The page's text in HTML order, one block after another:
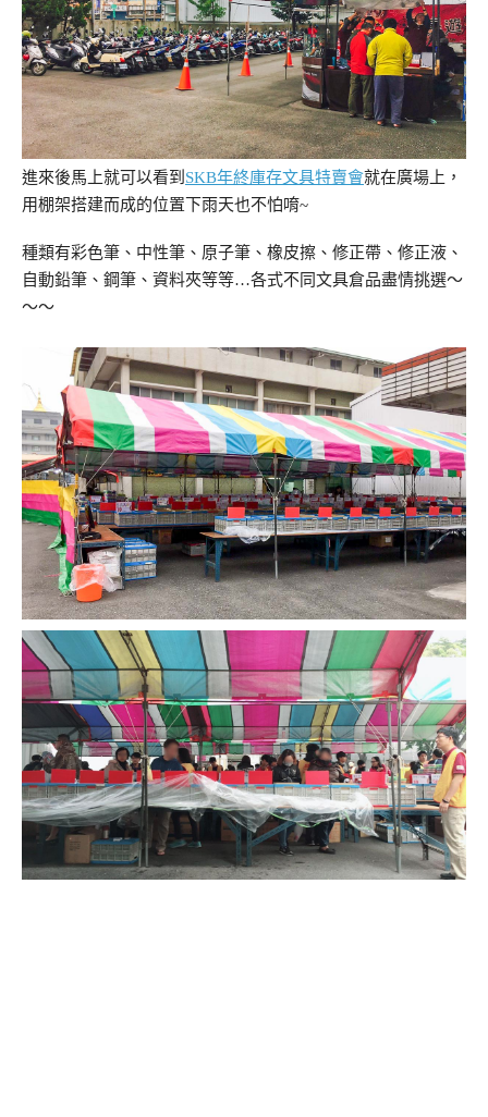
進來後馬上就可以看到 SKB年終庫存文具特賣會就在廣場上，
用棚架搭建而成的位置下雨天也不怕唷~
種類有彩色筆、中性筆、原子筆、橡皮擦、修正帶、修正液、
自動鉛筆、鋼筆、資料夾等等…各式不同文具倉品盡情挑選～
～～